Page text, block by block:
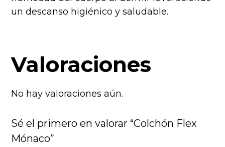
un descanso higiénico y saludable.
Valoraciones
No hay valoraciones aún.
Sé el primero en valorar “Colchón Flex
Mónaco”